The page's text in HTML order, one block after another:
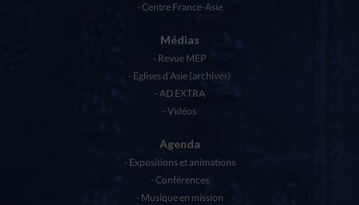
Centre France-Asie
Médias
Revue MEP
Eglises d’Asie (archives)
AD EXTRA
Vidéos
Agenda
Expositions et animations
Conférences
Musique en mission